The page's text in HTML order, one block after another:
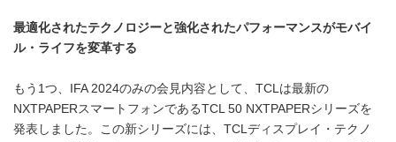
最適化されたテクノロジーと強化されたパフォーマンスがモバイ
ル・ライフを変革する
もう1つ、IFA 2024のみの会見内容として、TCLは最新の
NXTPAPERスマートフォンであるTCL 50 NXTPAPERシリーズを
発表しました。この新シリーズには、TCLディスプレイ・テクノ